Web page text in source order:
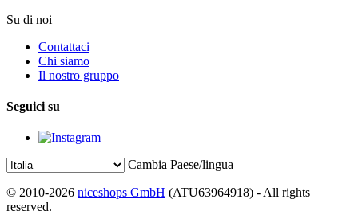
Su di noi
Contattaci
Chi siamo
Il nostro gruppo
Seguici su
Cambia Paese/lingua
© 2010-2026 niceshops GmbH (ATU63964918) - All rights
reserved.